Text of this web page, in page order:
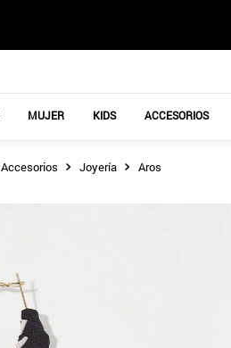
MUJER KIDS ACCESORIOS
Accesorios Joyería Aros